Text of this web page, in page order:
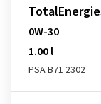
0W-30
1.00 l
PSA B71 2302